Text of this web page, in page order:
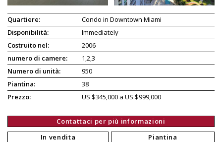
Quartiere:
Condo in Downtown Miami
Disponibilità:
Immediately
Costruito nel:
2006
numero di camere:
1,2,3
Numero di unità:
950
Piantina:
38
Prezzo:
US $345,000 a US $999,000
Contattaci per più informazioni
In vendita
Piantina